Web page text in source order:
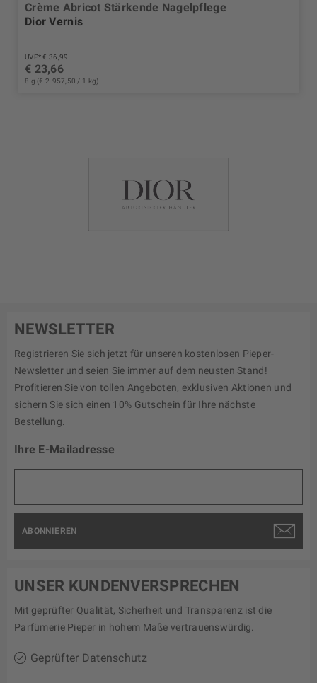
Crème Abricot Stärkende Nagelpflege
Dior Vernis
UVP* € 36,99
€ 23,66
8 g (€ 2.957,50 / 1 kg)
NEWSLETTER
Registrieren Sie sich jetzt für unseren kostenlosen Pieper-
Newsletter und seien Sie immer auf dem neusten Stand!
Profitieren Sie von tollen Angeboten, exklusiven Aktionen und
sichern Sie sich einen 10% Gutschein für Ihre nächste
Bestellung.
Ihre E-Mailadresse
ABONNIEREN
UNSER KUNDENVERSPRECHEN
Mit geprüfter Qualität, Sicherheit und Transparenz ist die
Parfümerie Pieper in hohem Maße vertrauenswürdig.
Geprüfter Datenschutz